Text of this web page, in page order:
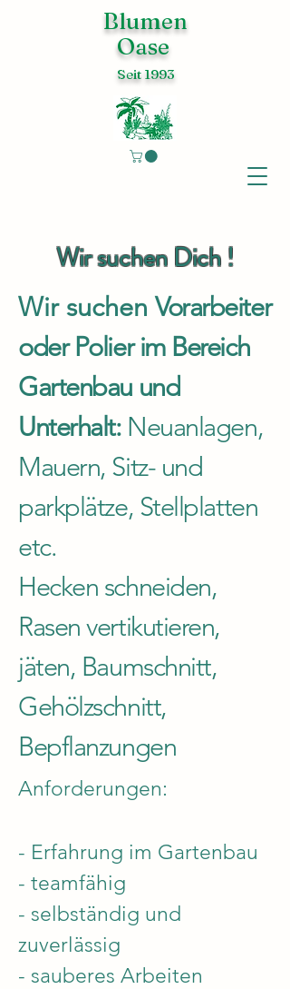
Blumen
Oase
Seit 1993
Wir suchen Dich !
Wir suchen Vorarbeiter
oder Polier im Bereich
Gartenbau und
Unterhalt:Neuanlagen,
Mauern, Sitz- und
parkplätze, Stellplatten
etc.
Hecken schneiden,
Rasen vertikutieren,
jäten, Baumschnitt,
Gehölzschnitt,
Bepflanzungen
Anforderungen:
- Erfahrung im Gartenbau
- teamfähig
- selbständig und
zuverlässig
- sauberes Arbeiten